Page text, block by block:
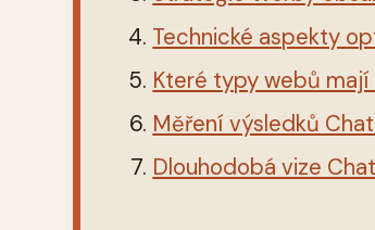
Technické aspekty
Které typy webů mají
Měření výsledků
Dlouhodobá vize